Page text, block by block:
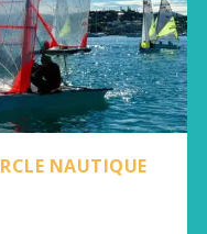
NAUTIQUE